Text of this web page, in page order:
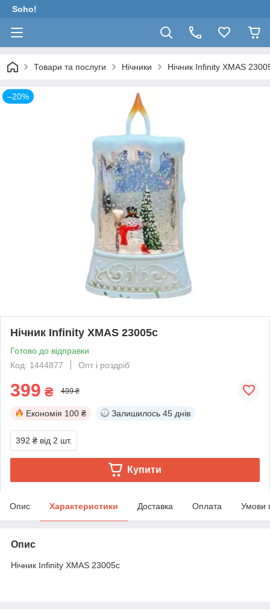
Soho!
Товари та послуги Нічники Нічник Infinity XMAS
–20%
Нічник Infinity XMAS 23005c
Готово до відправки
Код: 1444877
Опт і роздріб
399 ₴ 499 ₴
Економія 100 ₴ Залишилось 45 днів
392 ₴ від 2 шт.
Купити
Опис Характеристики Доставка Оплата Умови
Опис
Нічник Infinity XMAS 23005c